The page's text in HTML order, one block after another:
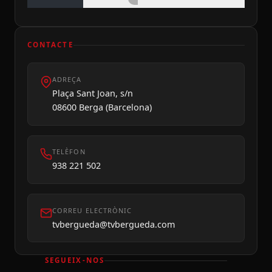
CONTACTE
ADREÇA
Plaça Sant Joan, s/n
08600 Berga (Barcelona)
TELÈFON
938 221 502
CORREU ELECTRÒNIC
tvbergueda@tvbergueda.com
SEGUEIX-NOS